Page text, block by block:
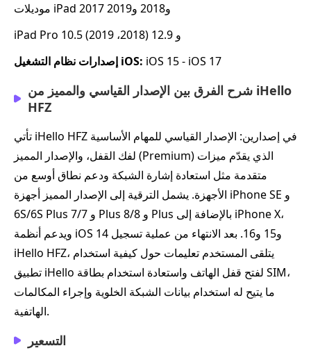
موديلات iPad 2017 و2018 و2019
iPad Pro 10.5 و 12.9 (2018، 2019)
إصدارات نظام التشغيل iOS: iOS 15 - iOS 17
شرح الفرق بين الإصدار القياسي والمميز من iHello
HFZ
تأتي iHello HFZ في إصدارين: الإصدار القياسي للمهام الأساسية
لفك القفل، والإصدار المميز (Premium) الذي يقدّم ميزات
متقدمة مثل استعادة إشارة الشبكة ودعم نطاق أوسع من
الأجهزة. يشمل الترقية إلى الإصدار المميز أجهزة iPhone SE و
6S/6S Plus و 7/7 Plus و 8/8 Plus بالإضافة إلى iPhone X،
ويدعم أنظمة iOS 14 و15 و16. بعد الانتهاء من عملية تسجيل
iHello HFZ، يتلقى المستخدم تعليمات حول كيفية استخدام
تطبيق iHello لفتح قفل الهاتف واستعادة استخدام بطاقة SIM،
ما يتيح له استخدام بيانات الشبكة الخلوية وإجراء المكالمات
الهاتفية.
التسعير